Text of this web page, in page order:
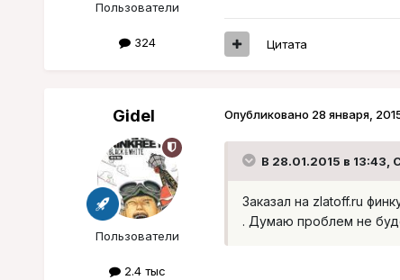
Пользователи
324 Цитата
Gidel
Пользователи
2.4 тыс
Опубликовано 28 января,
В 28.01.2015 в 13:43,
Заказал на zlatoff.ru
. Думаю проблем не